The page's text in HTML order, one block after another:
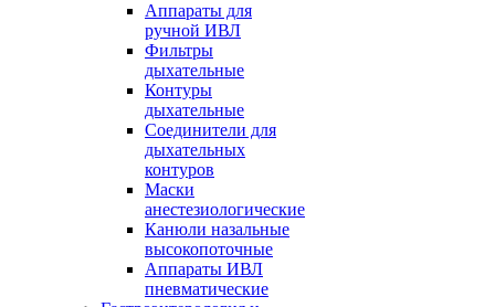
Аппараты для
ручной ИВЛ
Фильтры
дыхательные
Контуры
дыхательные
Соединители для
дыхательных
контуров
Маски
анестезиологические
Канюли назальные
высокопоточные
Аппараты ИВЛ
пневматические